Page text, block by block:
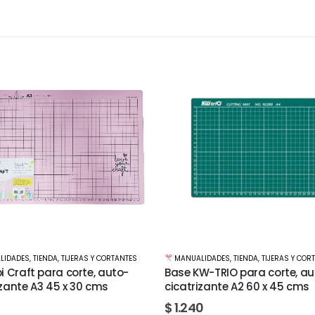
,TIENDA ,TIJERAS Y CORTANTES
TRIO para corte, auto-
A2 60 x 45 cms
MANUALIDADES ,CINTAS Y ADHESIVOS,
Cinta Papel doble faz 12mm
mts
$35